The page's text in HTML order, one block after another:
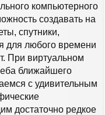
компьютерного
создавать на
спутники,
для любого времени
При виртуальном
ближайшего
с удивительным
достаточно редкое